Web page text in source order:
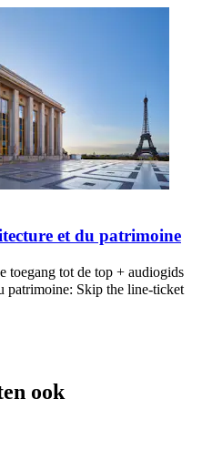
et du patrimoine
toegang tot de top + audiogids
patrimoine: Skip the line-ticket
ook